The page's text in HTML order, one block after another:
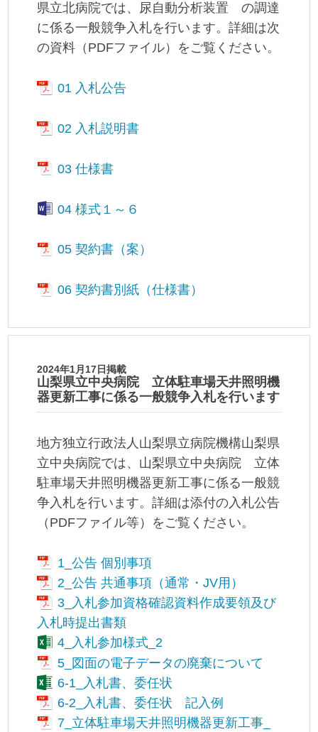
県立北病院では、尿自動分析装置 の調達
に係る一般競争入札を行います。詳細は次
の資料（PDFファイル）をご覧ください。
01 入札公告
02 入札説明書
03 仕様書
04 様式１～６
05 契約書（案）
06 契約書別紙（仕様書）
2024年1月17日掲載
山梨県立中央病院 立体駐車場天井照明機
器更新工事に係る一般競争入札を行います
地方独立行政法人山梨県立病院機構山梨県
立中央病院では、山梨県立中央病院 立体
駐車場天井照明機器更新工事に係る一般競
争入札を行います。詳細は添付の入札公告
（PDFファイル等）をご覧ください。
1_公告 個別事項
2_公告 共通事項（通常・JV用）
3_入札参加資格確認資料作成要領及び
入札時提出書類
4_入札参加様式_2
5_図面の電子データの廃棄について
6-1_入札書、委任状
6-2_入札書、委任状 記入例
7_立体駐車場天井照明機器更新工事_